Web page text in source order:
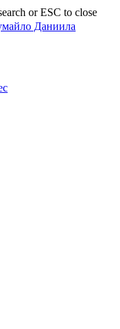
or ESC to close